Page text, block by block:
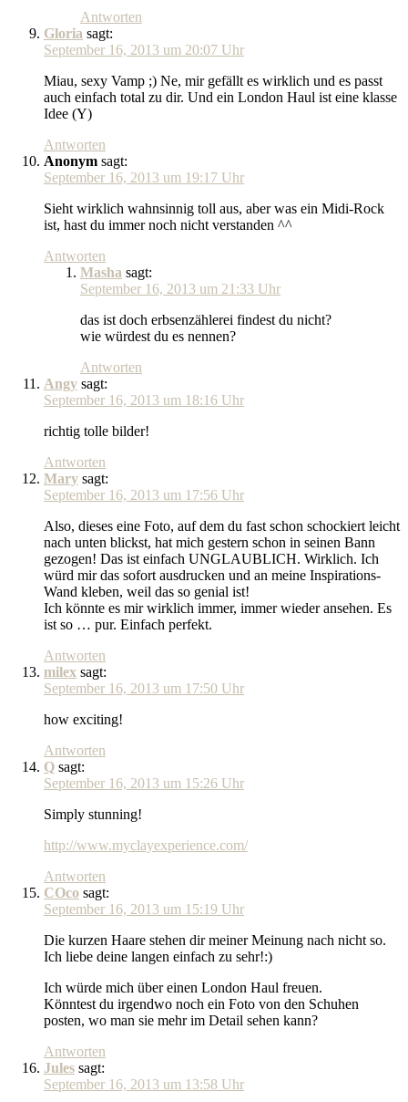
Antworten
Gloria sagt:
September 16, 2013 um 20:07 Uhr
Miau, sexy Vamp ;) Ne, mir gefällt es wirklich und es passt
auch einfach total zu dir. Und ein London Haul ist eine klasse
Idee (Y)
Antworten
Anonym sagt:
September 16, 2013 um 19:17 Uhr
Sieht wirklich wahnsinnig toll aus, aber was ein Midi-Rock
ist, hast du immer noch nicht verstanden ^^
Antworten
Masha sagt:
September 16, 2013 um 21:33 Uhr
das ist doch erbsenzählerei findest du nicht?
wie würdest du es nennen?
Antworten
Angy sagt:
September 16, 2013 um 18:16 Uhr
richtig tolle bilder!
Antworten
Mary sagt:
September 16, 2013 um 17:56 Uhr
Also, dieses eine Foto, auf dem du fast schon schockiert leicht
nach unten blickst, hat mich gestern schon in seinen Bann
gezogen! Das ist einfach UNGLAUBLICH. Wirklich. Ich
würd mir das sofort ausdrucken und an meine Inspirations-
Wand kleben, weil das so genial ist!
Ich könnte es mir wirklich immer, immer wieder ansehen. Es
ist so … pur. Einfach perfekt.
Antworten
milex sagt:
September 16, 2013 um 17:50 Uhr
how exciting!
Antworten
Q sagt:
September 16, 2013 um 15:26 Uhr
Simply stunning!
http://www.myclayexperience.com/
Antworten
COco sagt:
September 16, 2013 um 15:19 Uhr
Die kurzen Haare stehen dir meiner Meinung nach nicht so.
Ich liebe deine langen einfach zu sehr!:)
Ich würde mich über einen London Haul freuen.
Könntest du irgendwo noch ein Foto von den Schuhen
posten, wo man sie mehr im Detail sehen kann?
Antworten
Jules sagt:
September 16, 2013 um 13:58 Uhr